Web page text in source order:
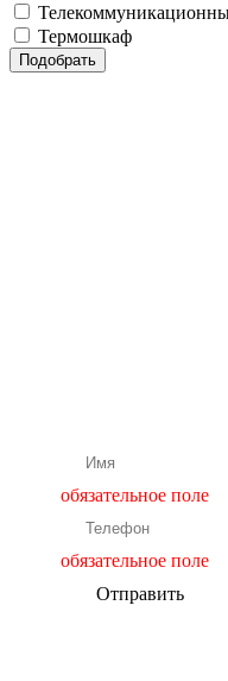
Термошкаф
обязательное поле
обязательное поле
Отправить